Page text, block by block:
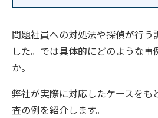
問題社員への対処法や探偵が行う
した。では具体的にどのような事
か。
弊社が実際に対応したケースをも
査の例を紹介します。